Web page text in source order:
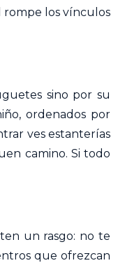
rompe los vínculos
sino por su
ordenados por
ves estanterías
camino. Si todo
un rasgo: no te
que ofrezcan